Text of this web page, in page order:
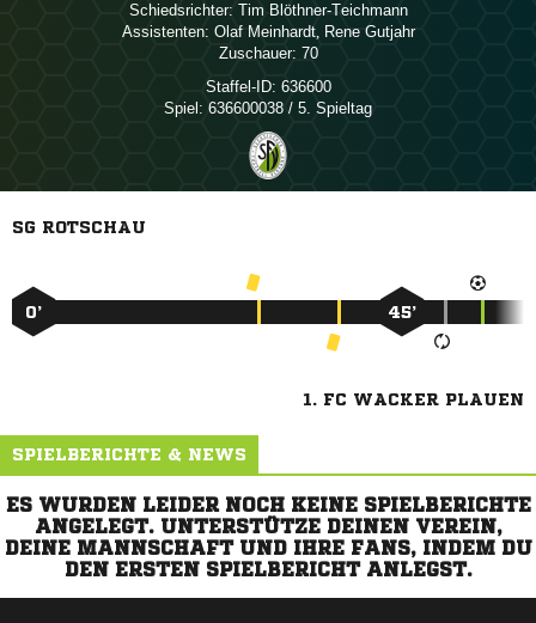
Schiedsrichter:  
Assistenten:  ,  
Zuschauer: 70
Staffel-ID: 636600
Spiel: 636600038 / 5. Spieltag
SG ROTSCHAU
0’ 45’
1. FC WACKER PLAUEN
SPIELBERICHTE & NEWS
ES WURDEN LEIDER NOCH KEINE SPIELBERICHTE
ANGELEGT. UNTERSTÜTZE DEINEN VEREIN,
DEINE MANNSCHAFT UND IHRE FANS, INDEM DU
DEN ERSTEN SPIELBERICHT ANLEGST.